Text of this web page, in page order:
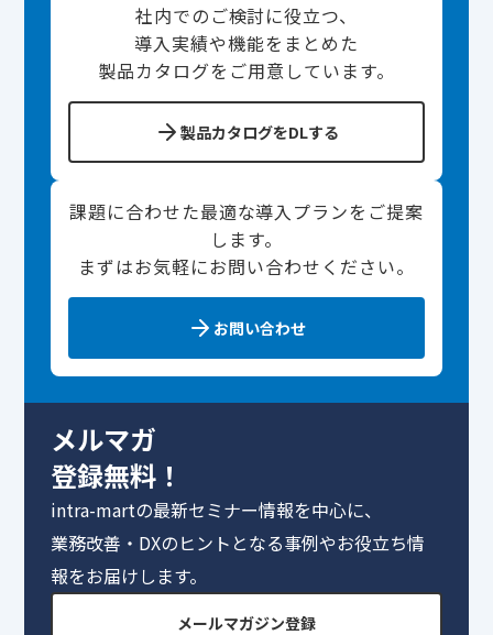
社内でのご検討に役立つ、
導入実績や機能をまとめた
製品カタログをご用意しています。
製品カタログをDLする
課題に合わせた最適な導入プランをご提案
します。
まずはお気軽にお問い合わせください。
お問い合わせ
メルマガ
登録無料！
intra-martの最新セミナー情報を中心に、
業務改善・DXのヒントとなる事例やお役立ち情
報をお届けします。
メールマガジン登録